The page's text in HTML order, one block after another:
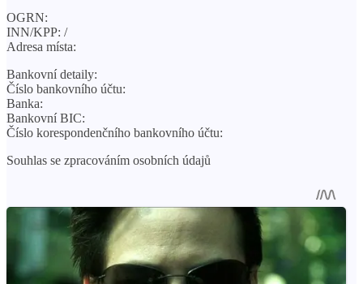
OGRN:
INN/KPP: /
Adresa místa:
Bankovní detaily:
Číslo bankovního účtu:
Banka:
Bankovní BIC:
Číslo korespondenčního bankovního účtu:
Souhlas se zpracováním osobních údajů